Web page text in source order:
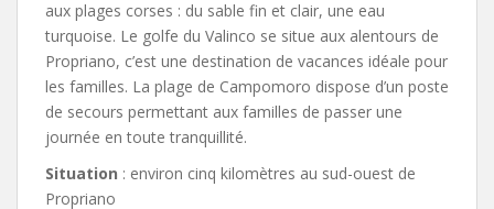
aux plages corses : du sable fin et clair, une eau
turquoise. Le golfe du Valinco se situe aux alentours de
Propriano, c’est une destination de vacances idéale pour
les familles. La plage de Campomoro dispose d’un poste
de secours permettant aux familles de passer une
journée en toute tranquillité.
Situation : environ cinq kilomètres au sud-ouest de
Propriano